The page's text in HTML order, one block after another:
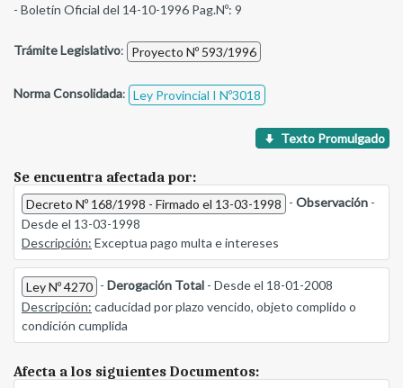
- Boletín Oficial del 14-10-1996 Pag.Nº: 9
Trámite Legislativo: Proyecto Nº 593/1996
Norma Consolidada: Ley Provincial I Nº3018
Texto Promulgado
Se encuentra afectada por:
Decreto Nº 168/1998 - Firmado el 13-03-1998 - Observación -
Desde el 13-03-1998
Descripción: Exceptua pago multa e intereses
Ley Nº 4270 - Derogación Total - Desde el 18-01-2008
Descripción: caducidad por plazo vencido, objeto complido o
condición cumplida
Afecta a los siguientes Documentos: